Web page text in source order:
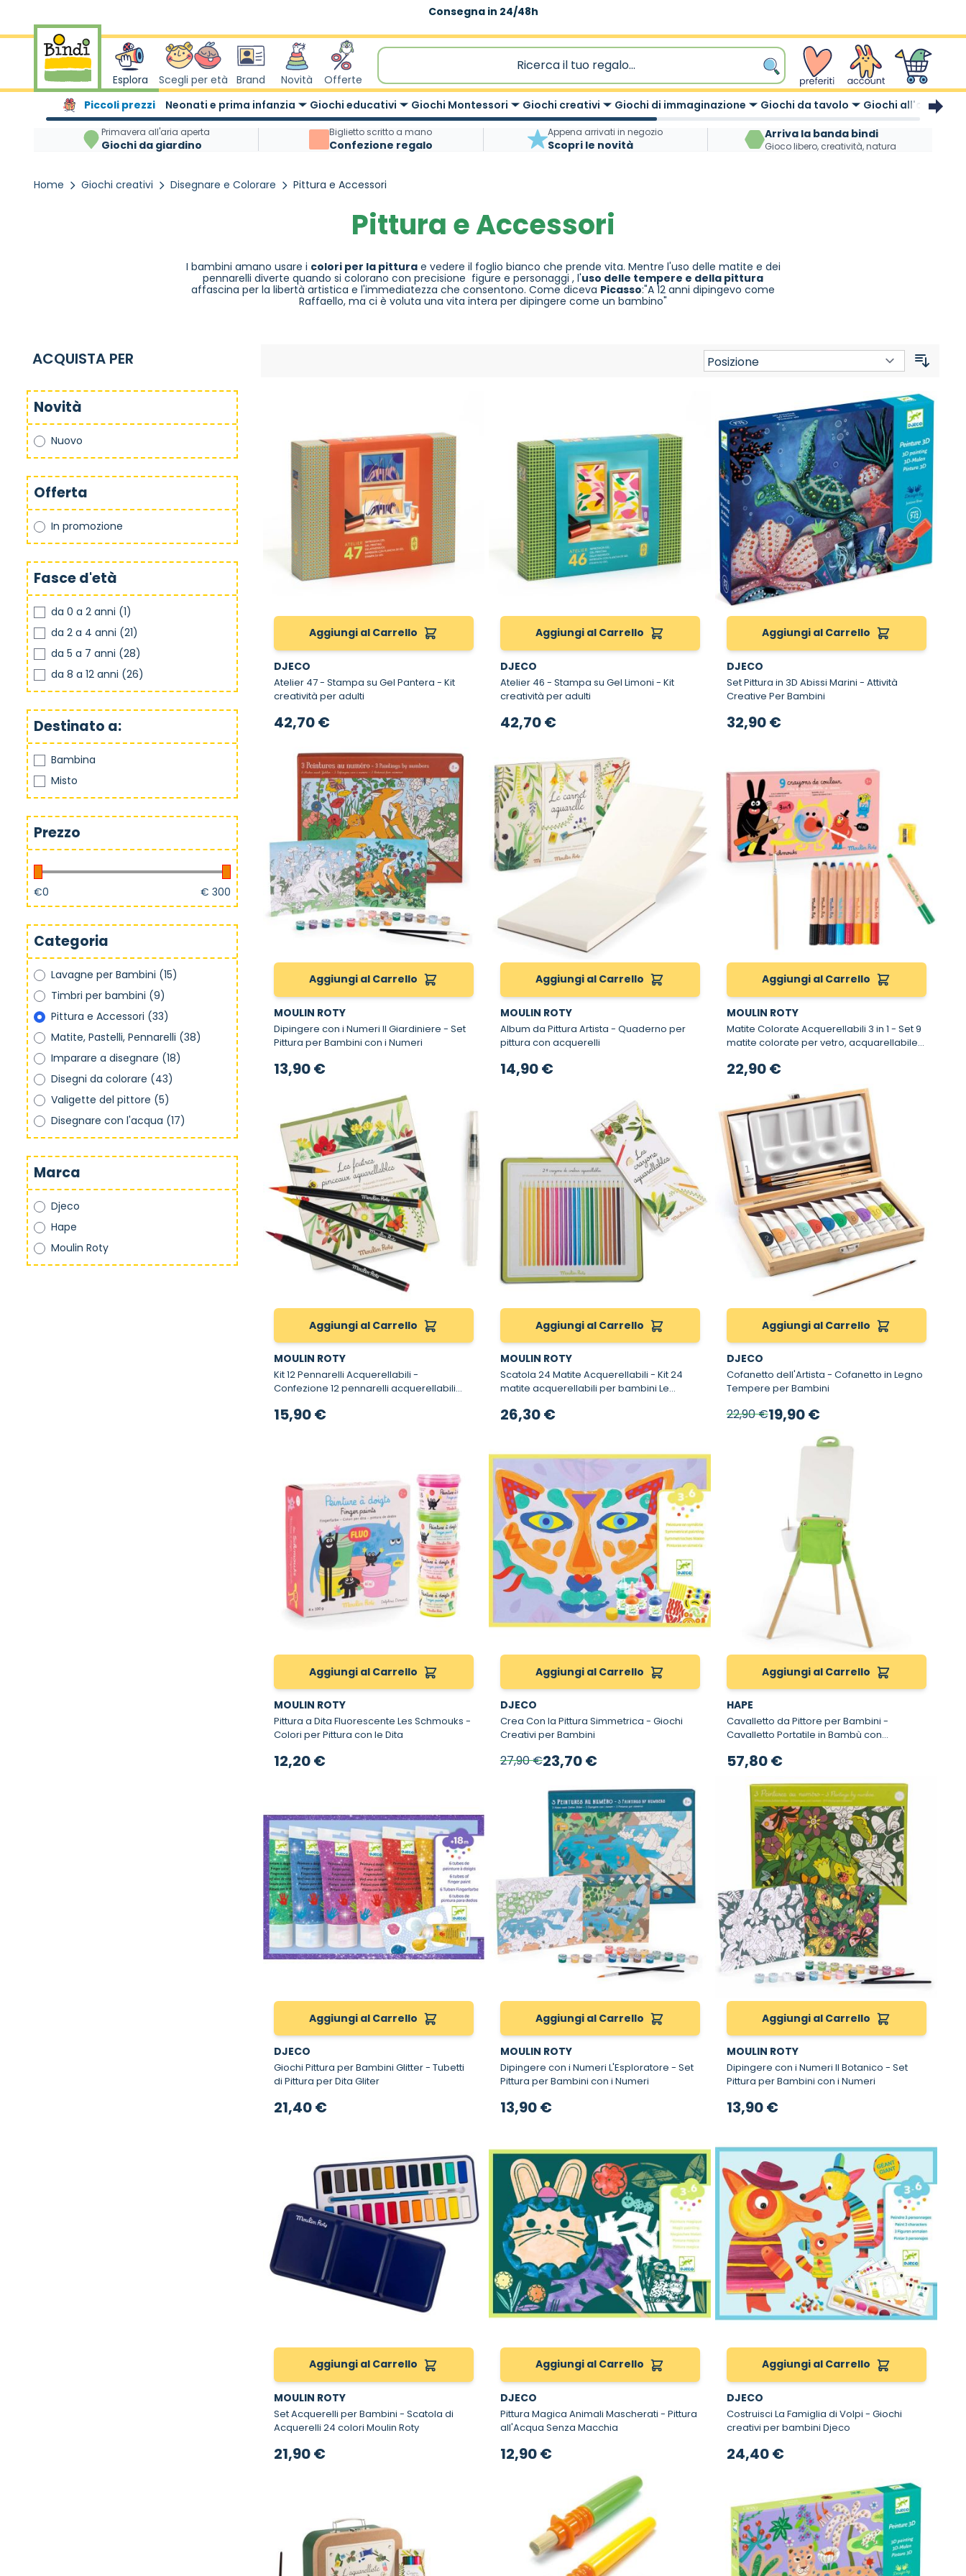
Spedizione gratuita|sopra 59,90€
Salta al contenuto
Esplora
Piccoli prezzi
Neonati e prima infanzia Giochi educativi Giochi Montessori Giochi creativi Giochi di immaginazione Giochi da tavolo Giochi all'aperto
Scegli per età Brand Novità Offerte
wishlist Account Carrello
Primavera all'aria aperta
Giochi da giardino
Biglietto scritto a mano
Confezione regalo
Appena arrivati in negozio
Scopri le novità
Arriva la banda bindi
Gioco libero, creatività, natura
Home Giochi creativi Disegnare e Colorare Pittura e Accessori
Pittura e Accessori
I bambini amano usare i colori per la pitturae vedere il foglio bianco che prende vita. Mentre l'uso delle matite e dei
pennarelli diverte quando si colorano con precisione figure e personaggi , l'uso delle tempere e della pittura
affascina per la libertà artistica e l'immediatezza che consentono. Come diceva Picasso:"A 12 anni dipingevo come
Raffaello, ma ci è voluta una vita intera per dipingere come un bambino"
ACQUISTA PER
Novità
Nuovo
Offerta
In promozione
Fasce d'età
da 0 a 2 anni (1)
da 2 a 4 anni (21)
da 5 a 7 anni (28)
da 8 a 12 anni (26)
Destinato a:
Bambina
Misto
Prezzo
€0 € 300
Categoria
Lavagne per Bambini (15)
Timbri per bambini (9)
Pittura e Accessori (33)
Matite, Pastelli, Pennarelli (38)
Imparare a disegnare (18)
Disegni da colorare (43)
Valigette del pittore (5)
Disegnare con l'acqua (17)
Marca
Djeco
Hape
Moulin Roty
Aggiungi al Carrello
DJECO
Atelier 47 - Stampa su Gel Pantera - Kit
creatività per adulti
42,70 €
Aggiungi al Carrello
DJECO
Atelier 46 - Stampa su Gel Limoni - Kit
creatività per adulti
42,70 €
Aggiungi al Carrello
DJECO
Set Pittura in 3D Abissi Marini - Attività
Creative Per Bambini
32,90 €
Aggiungi al Carrello
MOULIN ROTY
Dipingere con i Numeri Il Giardiniere - Set
Pittura per Bambini con i Numeri
13,90 €
Aggiungi al Carrello
MOULIN ROTY
Album da Pittura Artista - Quaderno per
pittura con acquerelli
14,90 €
Aggiungi al Carrello
MOULIN ROTY
Matite Colorate Acquerellabili 3 in 1 - Set 9
matite colorate per vetro, acquarellabile
22,90 €
Aggiungi al Carrello
MOULIN ROTY
Kit 12 Pennarelli Acquerellabili -
Confezione 12 pennarelli acquerellabili
15,90 €
Aggiungi al Carrello
MOULIN ROTY
Scatola 24 Matite Acquerellabili - Kit 24
matite acquerellabili per bambini Le
26,30 €
Aggiungi al Carrello
DJECO
Cofanetto dell'Artista - Cofanetto in Legno
Tempere per Bambini
22,90 €Prezzo speciale
19,90 €
Aggiungi al Carrello
MOULIN ROTY
Pittura a Dita Fluorescente Les Schmouks -
Colori per Pittura con le Dita
12,20 €
Aggiungi al Carrello
DJECO
Crea Con la Pittura Simmetrica - Giochi
Creativi per Bambini
27,90 €Prezzo speciale
23,70 €
Aggiungi al Carrello
HAPE
Cavalletto da Pittore per Bambini -
Cavalletto Portatile in Bambù con
57,80 €
Aggiungi al Carrello
DJECO
Giochi Pittura per Bambini Glitter - Tubetti
di Pittura per Dita Gliter
21,40 €
Aggiungi al Carrello
MOULIN ROTY
Dipingere con i Numeri L'Esploratore - Set
Pittura per Bambini con i Numeri
13,90 €
Aggiungi al Carrello
MOULIN ROTY
Dipingere con i Numeri Il Botanico - Set
Pittura per Bambini con i Numeri
13,90 €
Aggiungi al Carrello
MOULIN ROTY
Set Acquerelli per Bambini - Scatola di
Acquerelli 24 colori Moulin Roty
21,90 €
Aggiungi al Carrello
DJECO
Pittura Magica Animali Mascherati - Pittura
all'Acqua Senza Macchia
12,90 €
Aggiungi al Carrello
DJECO
Costruisci La Famiglia di Volpi - Giochi
creativi per bambini Djeco
24,40 €